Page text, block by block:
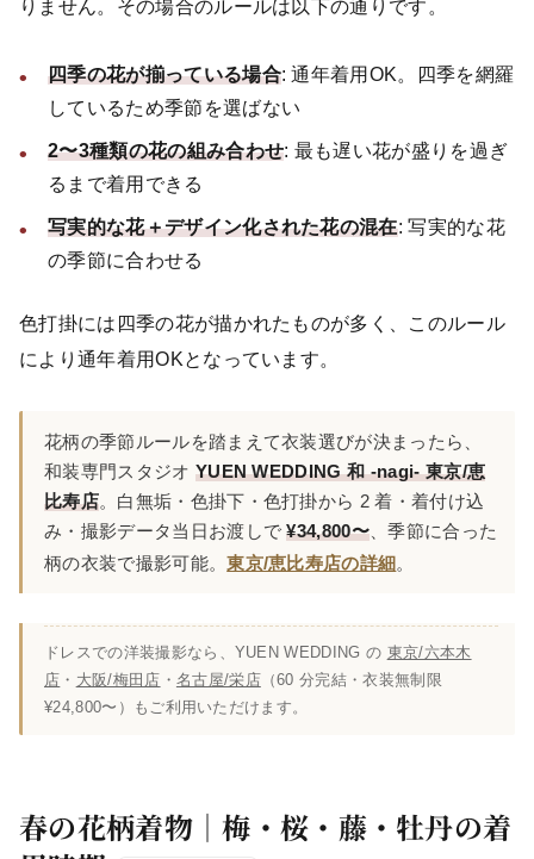
りません。その場合のルールは以下の通りです。
四季の花が揃っている場合: 通年着用OK。四季を網羅
しているため季節を選ばない
2〜3種類の花の組み合わせ: 最も遅い花が盛りを過ぎ
るまで着用できる
写実的な花＋デザイン化された花の混在: 写実的な花
の季節に合わせる
色打掛には四季の花が描かれたものが多く、このルール
により通年着用OKとなっています。
花柄の季節ルールを踏まえて衣装選びが決まったら、
和装専門スタジオ YUEN WEDDING 和 -nagi- 東京/恵
比寿店。白無垢・色掛下・色打掛から 2 着・着付け込
み・撮影データ当日お渡しで¥34,800〜 、季節に合った
柄の衣装で撮影可能。東京/恵比寿店の詳細 。
ドレスでの洋装撮影なら、YUEN WEDDING の 東京/六本木
店 ・ 大阪/梅田店 ・ 名古屋/栄店（60 分完結・衣装無制限
¥24,800〜）もご利用いただけます。
春の花柄着物｜梅・桜・藤・牡丹の着